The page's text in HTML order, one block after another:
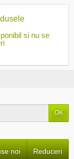
si nu se
OK
Reduceri
noi